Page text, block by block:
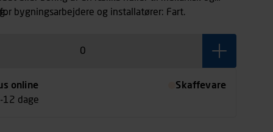
bygningsarbejdere og installatører: Fart.
online
12 dage
Skaffevare